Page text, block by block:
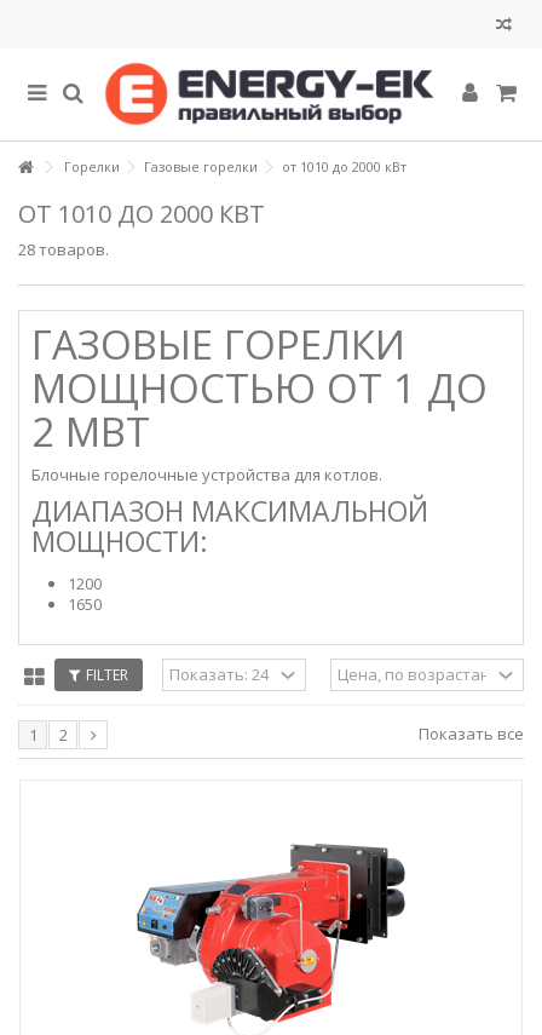
Горелки Газовые горелки от 1010 до 2000 кВт
ОТ 1010 ДО 2000 КВТ
28 товаров.
ГАЗОВЫЕ ГОРЕЛКИ
МОЩНОСТЬЮ ОТ 1 ДО
2 МВТ
Блочные горелочные устройства для котлов.
ДИАПАЗОН МАКСИМАЛЬНОЙ
МОЩНОСТИ:
1200
1650
FILTER
Показать все
1 2